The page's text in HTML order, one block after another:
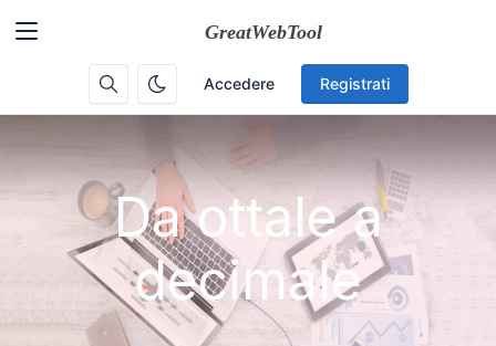
Accedere Registrati
Da ottale a
decimale